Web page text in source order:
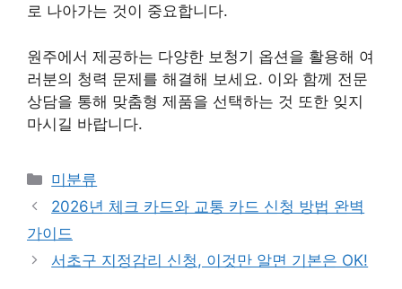
로 나아가는 것이 중요합니다.
원주에서 제공하는 다양한 보청기 옵션을 활용해 여
러분의 청력 문제를 해결해 보세요. 이와 함께 전문
상담을 통해 맞춤형 제품을 선택하는 것 또한 잊지
마시길 바랍니다.
Categories
미분류
2026년 체크 카드와 교통 카드 신청 방법 완벽
가이드
서초구 지정감리 신청, 이것만 알면 기본은 OK!